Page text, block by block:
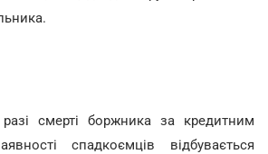
смерті боржника за кредитним
спадкоємців відбувається